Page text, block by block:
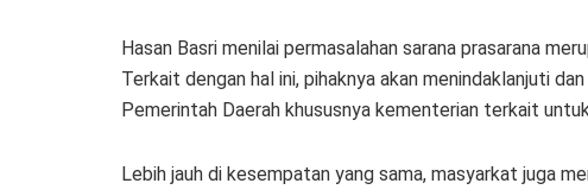
Hasan Basri menilai permasalahan sarana prasarana
Terkait dengan hal ini, pihaknya akan menindaklanjuti
Pemerintah Daerah khususnya kementerian terkait
Lebih jauh di kesempatan yang sama, masyarkat juga